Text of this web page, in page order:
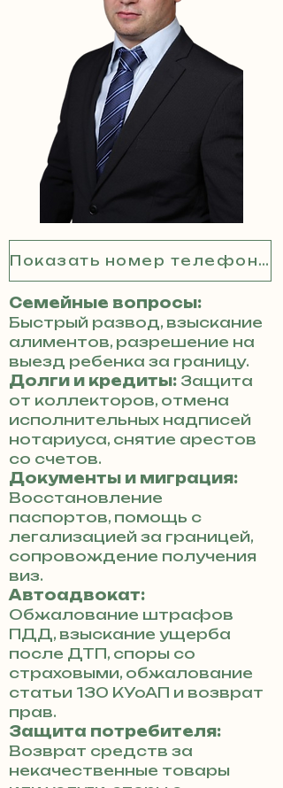
Показать номер телефона
Семейные вопросы:
Быстрый развод, взыскание
алиментов, разрешение на
выезд ребенка за границу.
Долги и кредиты: Защита
от коллекторов, отмена
исполнительных надписей
нотариуса, снятие арестов
со счетов.
Документы и миграция:
Восстановление
паспортов, помощь с
легализацией за границей,
сопровождение получения
виз.
Автоадвокат:
Обжалование штрафов
ПДД, взыскание ущерба
после ДТП, споры со
страховыми, обжалование
статьи 130 КУоАП и возврат
прав.
Защита потребителя:
Возврат средств за
некачественные товары